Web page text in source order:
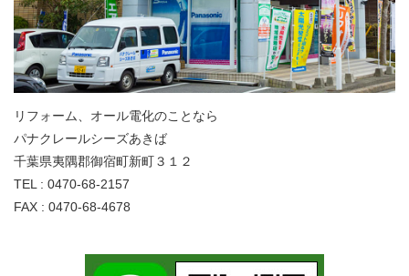
リフォーム、オール電化のことなら
パナクレールシーズあきば
千葉県夷隅郡御宿町新町３１２
TEL : 0470-68-2157
FAX : 0470-68-4678